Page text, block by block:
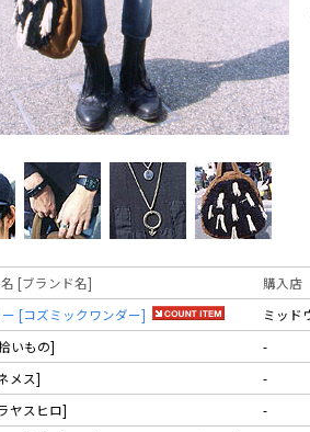
[ブランド名] 購入店
[コズミックワンダー]
ミッド
いもの]
-
メス]
-
ヤスヒロ]
-